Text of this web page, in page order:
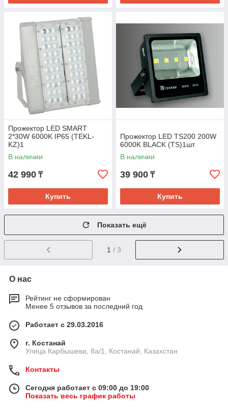
Прожектор LED SMART
2*30W 6000K IP65 (TEKL-
KZ)1
В наличии
42 990 ₸
Купить
Прожектор LED TS200 200W
6000K BLACK (TS)1шт
В наличии
39 900 ₸
Купить
Показать ещё
1 / 3
О нас
Рейтинг не сформирован
Менее 5 отзывов за последний год
Работает с 29.03.2016
г. Костанай
Улица Карбышева, 8а/1, Костанай, Казахстан
Контакты
Сегодня работает с 09:00 до 19:00
Показать весь график работы